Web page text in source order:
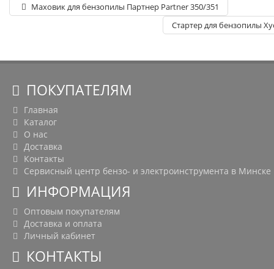
Маховик для бензопилы Партнер Partner 350/351
Стартер для бензопилы
ПОКУПАТЕЛЯМ
Главная
Каталог
О нас
Доставка
Контакты
Сервисный центр бензо- и электроинструмента в Минске
ИНФОРМАЦИЯ
Оптовым покупателям
Доставка и оплата
Личный кабинет
КОНТАКТЫ